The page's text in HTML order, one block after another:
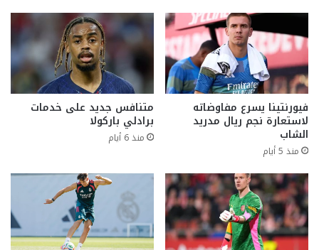
فيورنتينا يسرع مفاوضاته
لاستعارة نجم ريال مدريد
الشاب
منذ 5 أيام
متنافس جديد على خدمات
برادلي باركولا
منذ 6 أيام